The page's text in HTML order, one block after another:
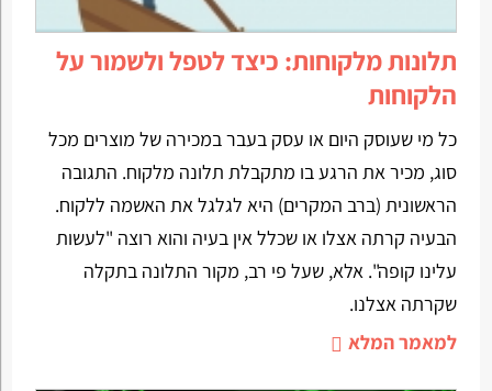
תלונות מלקוחות: כיצד לטפל ולשמור על
הלקוחות
‏כל מי שעוסק היום או עסק בעבר במכירה של מוצרים מכל
סוג, מכיר את הרגע בו מתקבלת תלונה מלקוח. התגובה
הראשונית (ברב המקרים) היא לגלגל את האשמה ללקוח.
הבעיה קרתה אצלו או שכלל אין בעיה והוא רוצה "לעשות
עלינו קופה". אלא, שעל פי רב, מקור התלונה בתקלה
שקרתה אצלנו.
למאמר המלא